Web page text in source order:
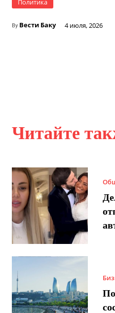
Политика
By Вести Баку 4 июля, 2026
Читайте